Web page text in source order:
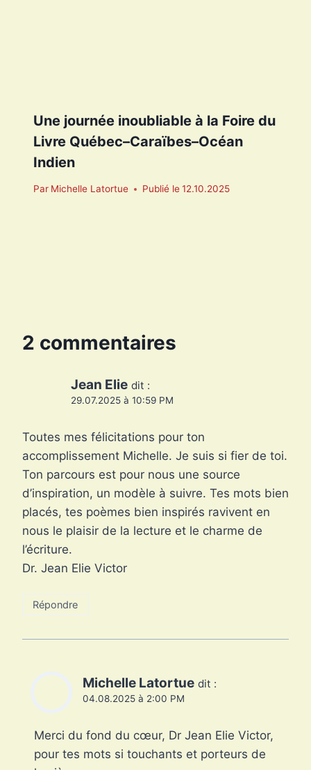
Une journée inoubliable à la Foire du
Livre Québec–Caraïbes–Océan
Indien
Par Michelle Latortue Publié le 12.10.2025
2 commentaires
Jean Elie dit :
29.07.2025 à 10:59 PM
Toutes mes félicitations pour ton
accomplissement Michelle. Je suis si fier de toi.
Ton parcours est pour nous une source
d’inspiration, un modèle à suivre. Tes mots bien
placés, tes poèmes bien inspirés ravivent en
nous le plaisir de la lecture et le charme de
l’écriture.
Dr. Jean Elie Victor
Répondre
Michelle Latortue dit :
04.08.2025 à 2:00 PM
Merci du fond du cœur, Dr Jean Elie Victor,
pour tes mots si touchants et porteurs de